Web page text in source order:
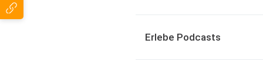
Erlebe Podcasts